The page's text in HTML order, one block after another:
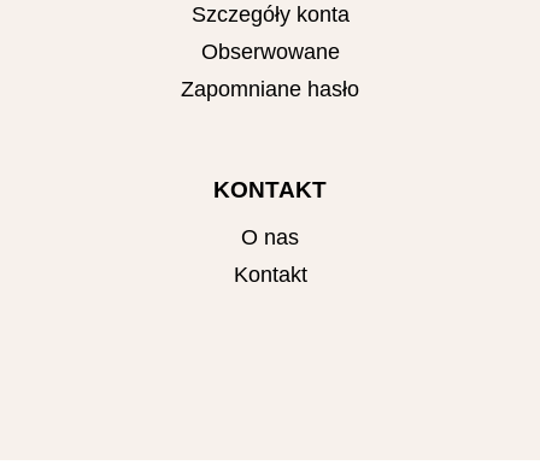
Szczegóły konta
Obserwowane
Zapomniane hasło
KONTAKT
O nas
Kontakt